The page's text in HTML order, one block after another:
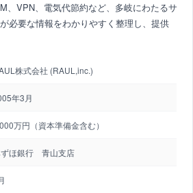
、VPN、電気代節約など、多岐にわたるサ
必要な情報をわかりやすく整理し、提供
株式会社 (RAUL,inc.)
年3月
万円（資本準備金含む）
ほ銀行 青山支店